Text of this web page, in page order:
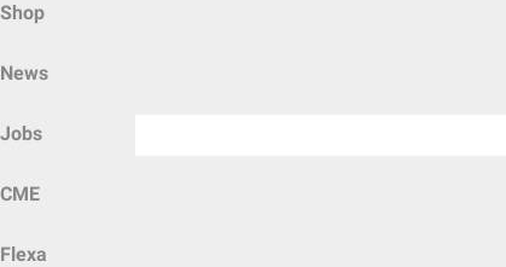
Shop
News
Jobs
CME
Flexa